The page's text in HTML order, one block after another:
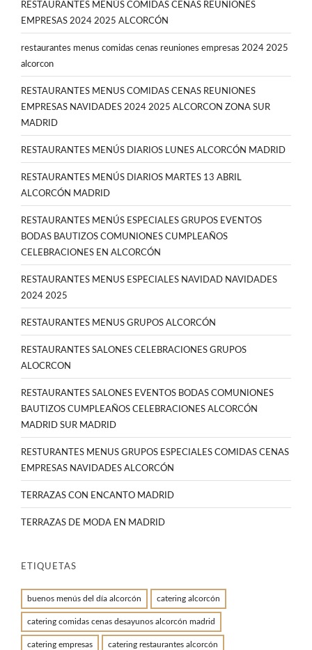
RESTAURANTES MENÚS COMIDAS CENAS REUNIONES
EMPRESAS 2024 2025 ALCORCÓN
restaurantes menus comidas cenas reuniones empresas 2024 2025
alcorcon
RESTAURANTES MENUS COMIDAS CENAS REUNIONES
EMPRESAS NAVIDADES 2024 2025 ALCORCON ZONA SUR
MADRID
RESTAURANTES MENÚS DIARIOS LUNES ALCORCÓN MADRID
RESTAURANTES MENÚS DIARIOS MARTES 13 ABRIL
ALCORCÓN MADRID
RESTAURANTES MENÚS ESPECIALES GRUPOS EVENTOS
BODAS BAUTIZOS COMUNIONES CUMPLEAÑOS
CELEBRACIONES EN ALCORCÓN
RESTAURANTES MENUS ESPECIALES NAVIDAD NAVIDADES
2024 2025
RESTAURANTES MENUS GRUPOS ALCORCÓN
RESTAURANTES SALONES CELEBRACIONES GRUPOS
ALOCRCON
RESTAURANTES SALONES EVENTOS BODAS COMUNIONES
BAUTIZOS CUMPLEAÑOS CELEBRACIONES ALCORCÓN
MADRID SUR MADRID
RESTURANTES MENUS GRUPOS ESPECIALES COMIDAS CENAS
EMPRESAS NAVIDADES ALCORCÓN
TERRAZAS CON ENCANTO MADRID
TERRAZAS DE MODA EN MADRID
ETIQUETAS
buenos menús del día alcorcón catering alcorcón
catering comidas cenas desayunos alcorcón madrid
catering empresas catering restaurantes alcorcón